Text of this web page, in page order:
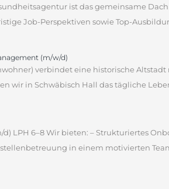
ist das gemeinsame
Job-Perspektiven sowie Top-
(m/w/d)
verbindet eine historische
wir in Schwäbisch Hall das tägliche
LPH 6–8 Wir bieten: – Strukturiertes
in einem motivierten